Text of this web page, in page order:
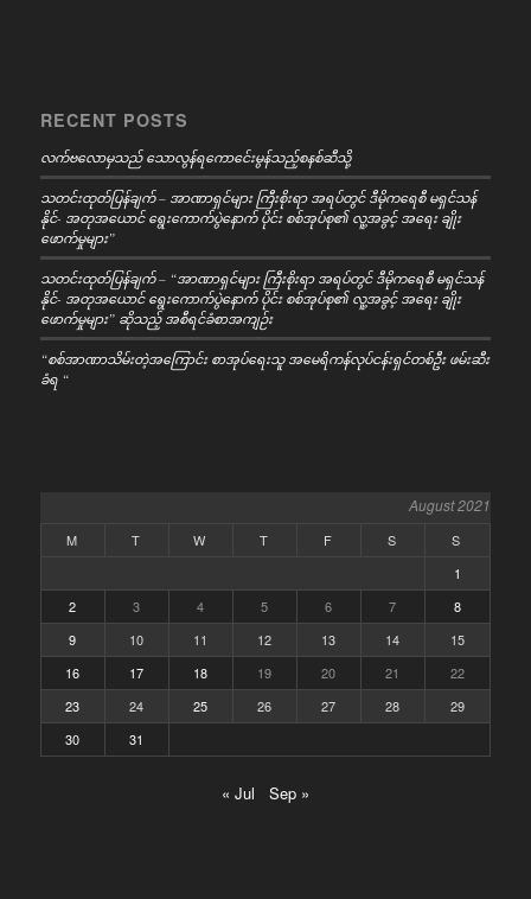
RECENT POSTS
လက်ဗလောမှသည် သောလွန်ရကောင်ေးမွန်သည့်စနစ်ဆီသို့
သတင်းထုတ်ပြန်ချက် – အာဏာရှင်များ ကြီးစိုးရာ အရပ်တွင် ဒီမိုကရေစီ မရှင်သန်
နိုင်- အတုအယောင် ရွေးကောက်ပွဲနောက် ပိုင်း စစ်အုပ်စု၏ လူ့အခွင့် အရေး ချိုး
ဖောက်မှုများ”
သတင်းထုတ်ပြန်ချက် – “အာဏာရှင်များ ကြီးစိုးရာ အရပ်တွင် ဒီမိုကရေစီ မရှင်သန်
နိုင်- အတုအယောင် ရွေးကောက်ပွဲနောက် ပိုင်း စစ်အုပ်စု၏ လူ့အခွင့် အရေး ချိုး
ဖောက်မှုများ” ဆိုသည့် အစီရင်ခံစာအကျဉ်း
“စစ်အာဏာသိမ်းတဲ့အကြောင်း စာအုပ်ရေးသူ အမေရိကန်လုပ်ငန်းရှင်တစ်ဦး ဖမ်းဆီး
ခံရ “
August 2021
M T W T F S
S
1
2
3 4 5 6 7
8
9
10 11 12 13 14
15
16
17 18 19 20 21
22
23
24 25 26 27 28
29
30
31
« Jul Sep »